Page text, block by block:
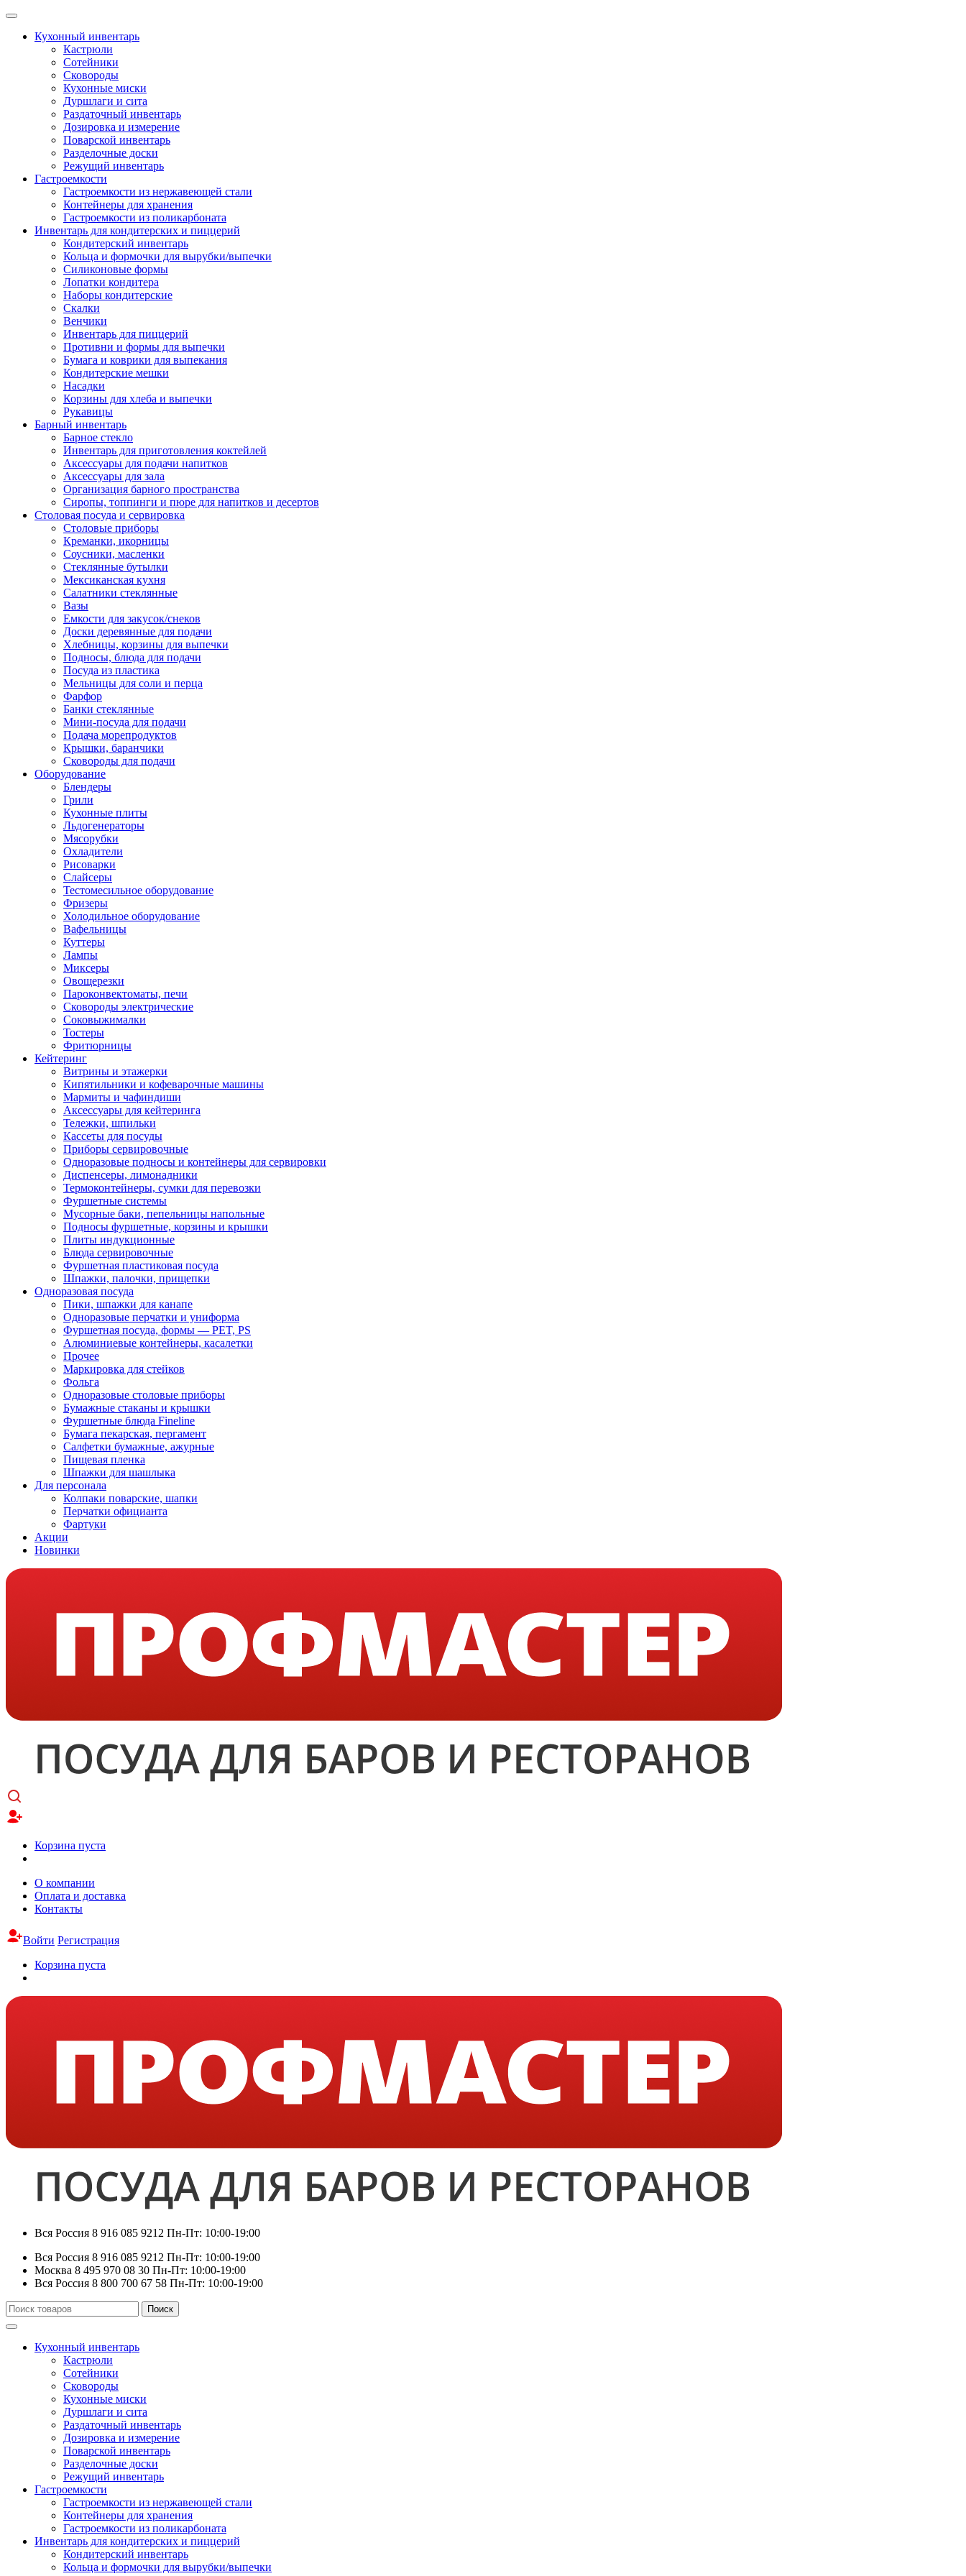
Skip
contentКухонный инвентарь
Кастрюли
Сотейники
Сковороды
Кухонные миски
Дуршлаги и сита
Раздаточный инвентарь
Дозировка и измерение
Поварской инвентарь
Разделочные доски
Режущий инвентарь
Гастроемкости
Гастроемкости из нержавеющей стали
Контейнеры для хранения
Гастроемкости из поликарбоната
Инвентарь для кондитерских и пиццерий
Кондитерский инвентарь
Кольца и формочки для вырубки/выпечки
Силиконовые формы
Лопатки кондитера
Наборы кондитерские
Скалки
Венчики
Инвентарь для пиццерий
Противни и формы для выпечки
Бумага и коврики для выпекания
Кондитерские мешки
Насадки
Корзины для хлеба и выпечки
Рукавицы
Барный инвентарь
Барное стекло
Инвентарь для приготовления коктейлей
Аксессуары для подачи напитков
Аксессуары для зала
Организация барного пространства
Сиропы, топпинги и пюре для напитков и десертов
Столовая посуда и сервировка
Столовые приборы
Креманки, икорницы
Соусники, масленки
Стеклянные бутылки
Мексиканская кухня
Салатники стеклянные
Вазы
Емкости для закусок/снеков
Доски деревянные для подачи
Хлебницы, корзины для выпечки
Подносы, блюда для подачи
Посуда из пластика
Мельницы для соли и перца
Фарфор
Банки стеклянные
Мини-посуда для подачи
Подача морепродуктов
Крышки, баранчики
Сковороды для подачи
Оборудование
Блендеры
Грили
Кухонные плиты
Льдогенераторы
Мясорубки
Охладители
Рисоварки
Слайсеры
Тестомесильное оборудование
Фризеры
Холодильное оборудование
Вафельницы
Куттеры
Лампы
Миксеры
Овощерезки
Пароконвектоматы, печи
Сковороды электрические
Соковыжималки
Тостеры
Фритюрницы
Кейтеринг
Витрины и этажерки
Кипятильники и кофеварочные машины
Мармиты и чафиндиши
Аксессуары для кейтеринга
Тележки, шпильки
Кассеты для посуды
Приборы сервировочные
Одноразовые подносы и контейнеры для сервировки
Диспенсеры, лимонадники
Термоконтейнеры, сумки для перевозки
Фуршетные системы
Мусорные баки, пепельницы напольные
Подносы фуршетные, корзины и крышки
Плиты индукционные
Блюда сервировочные
Фуршетная пластиковая посуда
Шпажки, палочки, прищепки
Одноразовая посуда
Пики, шпажки для канапе
Одноразовые перчатки и униформа
Фуршетная посуда, формы — PET, PS
Алюминиевые контейнеры, касалетки
Прочее
Маркировка для стейков
Фольга
Одноразовые столовые приборы
Бумажные стаканы и крышки
Фуршетные блюда Fineline
Бумага пекарская, пергамент
Салфетки бумажные, ажурные
Пищевая пленка
Шпажки для шашлыка
Для персонала
Колпаки поварские, шапки
Перчатки официанта
Фартуки
Акции
Новинки
Корзина пуста
О компании
Оплата и доставка
Контакты
Войти Регистрация
Корзина пуста
Вся Россия 8 916 085 9212 Пн-Пт: 10:00-19:00
Вся Россия 8 916 085 9212 Пн-Пт: 10:00-19:00
Москва 8 495 970 08 30 Пн-Пт: 10:00-19:00
Вся Россия 8 800 700 67 58 Пн-Пт: 10:00-19:00
Искать:
Поиск
Кухонный инвентарь
Кастрюли
Сотейники
Сковороды
Кухонные миски
Дуршлаги и сита
Раздаточный инвентарь
Дозировка и измерение
Поварской инвентарь
Разделочные доски
Режущий инвентарь
Гастроемкости
Гастроемкости из нержавеющей стали
Контейнеры для хранения
Гастроемкости из поликарбоната
Инвентарь для кондитерских и пиццерий
Кондитерский инвентарь
Кольца и формочки для вырубки/выпечки